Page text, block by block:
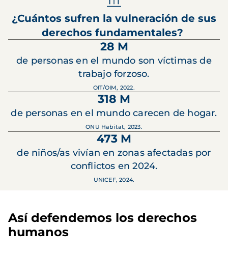
¿Cuántos sufren la vulneración de sus
derechos fundamentales?
28 M
de personas en el mundo son víctimas de
trabajo forzoso.
OIT/OIM, 2022.
318 M
de personas en el mundo carecen de hogar.
ONU Habitat, 2023.
473 M
de niños/as vivían en zonas afectadas por
conflictos en 2024.
UNICEF, 2024.
Así defendemos los derechos
humanos